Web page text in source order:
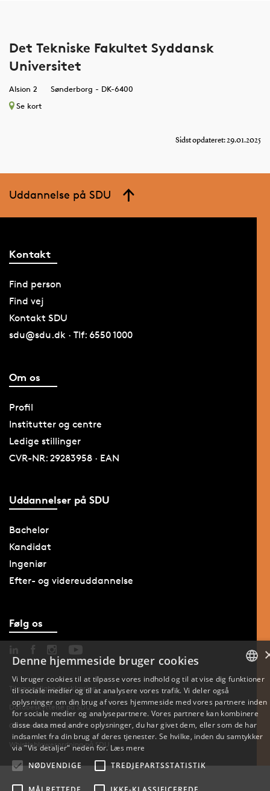
Det Tekniske Fakultet Syddansk
Universitet
Alsion 2
Sønderborg - DK-6400
Se kort
Sidst opdateret: 29.01.2025
Uddannelse på SDU
Kontakt
Find person
Find vej
Kontakt SDU
sdu@sdu.dk · Tlf: 6550 1000
Om os
Profil
Institutter og centre
Ledige stillinger
CVR-NR: 29283958 · EAN
Uddannelser på SDU
Bachelor
Kandidat
Ingeniør
Efter- og videreuddannelse
Følg os
Tilgængelighedserklæring
Databeskyttelse på SDU
Cookie-indstillinger
Whistleblowerordning på SDU
ENGLISH
Denne hjemmeside bruger cookies
Vi bruger cookies til at tilpasse vores indhold og til at vise dig funktioner
til sociale medier og til at analysere vores trafik. Vi deler også
oplysninger om din brug af vores hjemmeside med vores partnere inden
for sociale medier og analysepartnere. Vores partnere kan kombinere
disse data med andre oplysninger, du har givet dem, eller som de har
indsamlet fra din brug af deres tjenester. Se hvilke, inden du samtykker
via "Vis detaljer" neden for. Læs mere
NØDVENDIGE
TREDJEPARTSSTATISTIK